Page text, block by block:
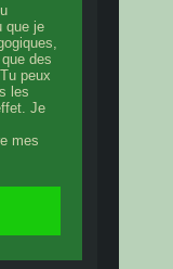
que je
des
peux
les
Je
mes